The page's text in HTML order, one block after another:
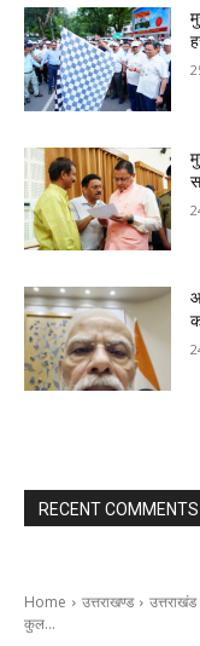
RECENT COMMENTS